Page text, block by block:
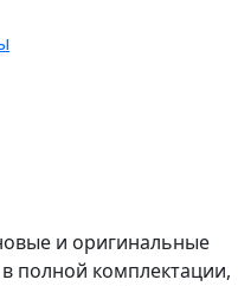
и оригинальные
полной комплектации,